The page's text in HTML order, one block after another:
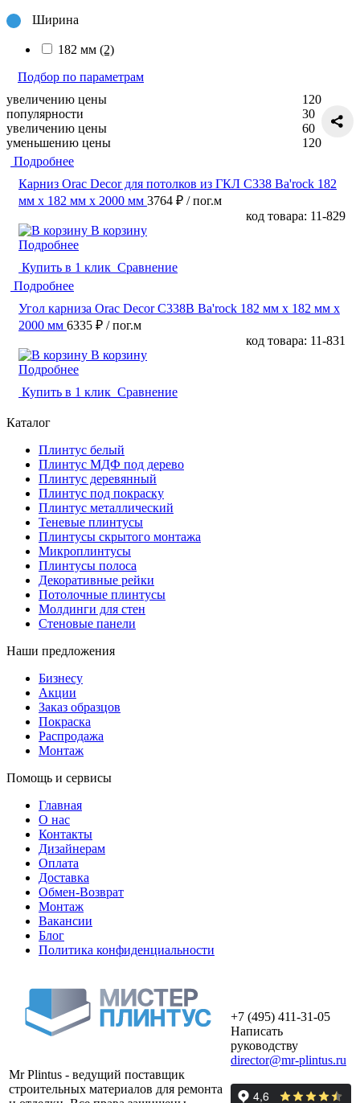
Ширина
182 мм (2)
Подбор по параметрам
увеличению цены
популярности
увеличению цены
уменьшению цены
120
30
60
120
Подробнее
Карниз Orac Decor для потолков из ГКЛ C338 Ba'rock 182
мм х 182 мм х 2000 мм 3764 ₽ / пог.м
код товара: 11-829
В корзину
Подробнее
Купить в 1 клик Сравнение
Подробнее
Угол карниза Orac Decor C338B Ba'rock 182 мм х 182 мм х
2000 мм 6335 ₽ / пог.м
код товара: 11-831
В корзину
Подробнее
Купить в 1 клик Сравнение
Каталог
Плинтус белый
Плинтус МДФ под дерево
Плинтус деревянный
Плинтус под покраску
Плинтус металлический
Теневые плинтусы
Плинтусы скрытого монтажа
Микроплинтусы
Плинтусы полоса
Декоративные рейки
Потолочные плинтусы
Молдинги для стен
Стеновые панели
Наши предложения
Бизнесу
Акции
Заказ образцов
Покраска
Распродажа
Монтаж
Помощь и сервисы
Главная
О нас
Контакты
Дизайнерам
Оплата
Доставка
Обмен-Возврат
Монтаж
Вакансии
Блог
Политика конфиденциальности
Mr Plintus - ведущий поставщик
строительных материалов для ремонта
+7 (495) 411-31-05
Написать
руководству
director@mr-plintus.ru